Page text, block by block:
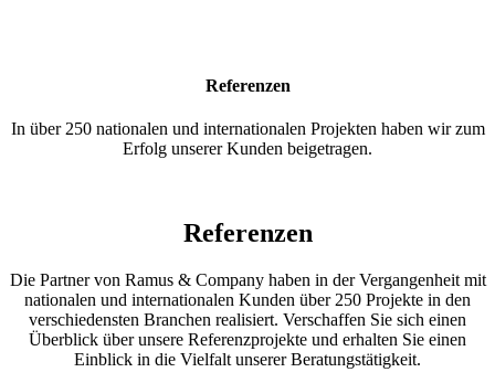
Referenzen
In über 250 nationalen und internationalen Projekten haben wir zum
Erfolg unserer Kunden beigetragen.
Referenzen
Die Partner von Ramus & Company haben in der Vergangenheit mit
nationalen und internationalen Kunden über 250 Projekte in den
verschiedensten Branchen realisiert. Verschaffen Sie sich einen
Überblick über unsere Referenzprojekte und erhalten Sie einen
Einblick in die Vielfalt unserer Beratungstätigkeit.